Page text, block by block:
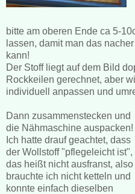
bitte am oberen Ende ca 5-
lassen, damit man das
kann!
Der Stoff liegt auf dem Bild
Rockkeilen gerechnet, aber
individuell anpassen und
Dann zusammenstecken und
die Nähmaschine auspacken!
Ich hatte drauf geachtet, dass
der Wollstoff "pflegeleicht ist",
das heißt nicht ausfranst, also
brauchte ich nicht ketteln und
konnte einfach dieselben